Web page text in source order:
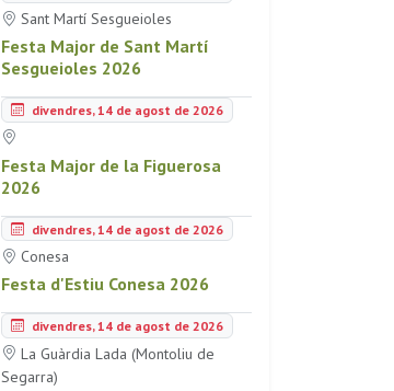
Sant Martí Sesgueioles
Festa Major de Sant Martí
Sesgueioles 2026
divendres, 14 de agost de 2026
Festa Major de la Figuerosa
2026
divendres, 14 de agost de 2026
Conesa
Festa d'Estiu Conesa 2026
divendres, 14 de agost de 2026
La Guàrdia Lada (Montoliu de
Segarra)